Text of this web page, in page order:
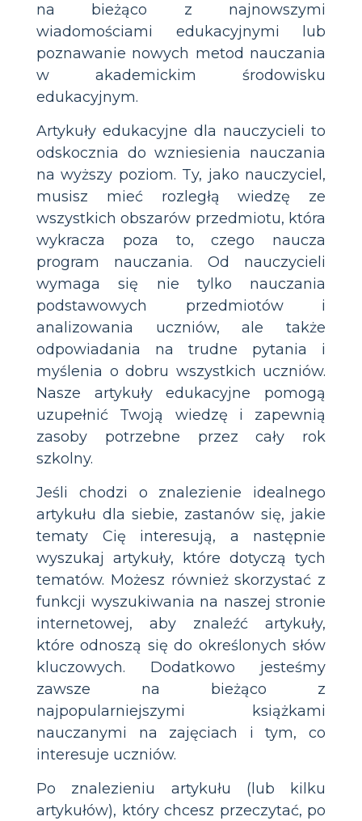
na bieżąco z najnowszymi
wiadomościami edukacyjnymi lub
poznawanie nowych metod nauczania
w akademickim środowisku
edukacyjnym.
Artykuły edukacyjne dla nauczycieli to
odskocznia do wzniesienia nauczania
na wyższy poziom. Ty, jako nauczyciel,
musisz mieć rozległą wiedzę ze
wszystkich obszarów przedmiotu, która
wykracza poza to, czego naucza
program nauczania. Od nauczycieli
wymaga się nie tylko nauczania
podstawowych przedmiotów i
analizowania uczniów, ale także
odpowiadania na trudne pytania i
myślenia o dobru wszystkich uczniów.
Nasze artykuły edukacyjne pomogą
uzupełnić Twoją wiedzę i zapewnią
zasoby potrzebne przez cały rok
szkolny.
Jeśli chodzi o znalezienie idealnego
artykułu dla siebie, zastanów się, jakie
tematy Cię interesują, a następnie
wyszukaj artykuły, które dotyczą tych
tematów. Możesz również skorzystać z
funkcji wyszukiwania na naszej stronie
internetowej, aby znaleźć artykuły,
które odnoszą się do określonych słów
kluczowych. Dodatkowo jesteśmy
zawsze na bieżąco z
najpopularniejszymi książkami
nauczanymi na zajęciach i tym, co
interesuje uczniów.
Po znalezieniu artykułu (lub kilku
artykułów), który chcesz przeczytać, po